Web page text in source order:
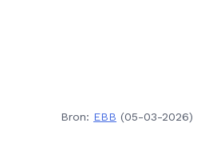
Bron: EBB (05-03-2026)